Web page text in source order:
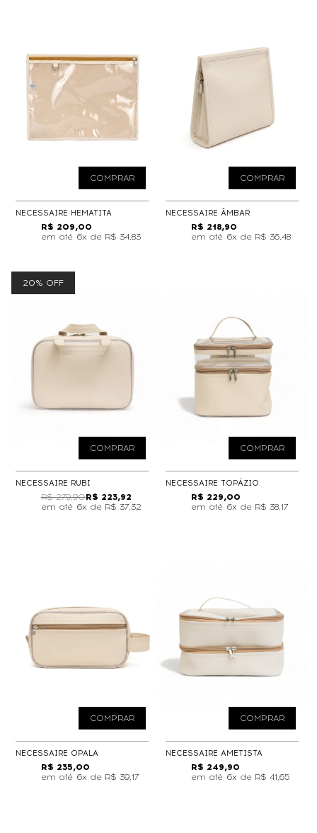
COMPRAR
NECESSAIRE HEMATITA
R$ 209,00
6x de R$ 34,83
COMPRAR
NECESSAIRE ÂMBAR
R$ 218,90
6x de R$ 36,48
20% OFF
COMPRAR
NECESSAIRE RUBI
R$ 279,90R$ 223,92
6x de R$ 37,32
COMPRAR
NECESSAIRE TOPÁZIO
R$ 229,00
6x de R$ 38,17
COMPRAR
NECESSAIRE OPALA
R$ 235,00
6x de R$ 39,17
COMPRAR
NECESSAIRE AMETISTA
R$ 249,90
6x de R$ 41,65